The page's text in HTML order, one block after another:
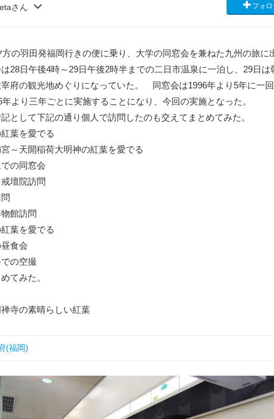
さん フォ
方の羽田発福岡行きの便に乗り、大学の同窓会を兼ねた九州の旅に
28日午後4時～29日午後2時半までの二日市温泉に一泊し、29日は
宰府の観光地めぐりになっていた。 同窓会は1996年より5年に一
より三年ごとに実施することになり、今回の実施となった。
として下記の通り個人で訪問したのも交えてまとめてみた。
葉を愛でる
～天開稲荷大明神の紅葉を愛でる
の同窓会
壇院訪問
館訪問
葉を愛でる
食会
の空撮
てみた。
寺の素晴らしい紅葉
(福岡)